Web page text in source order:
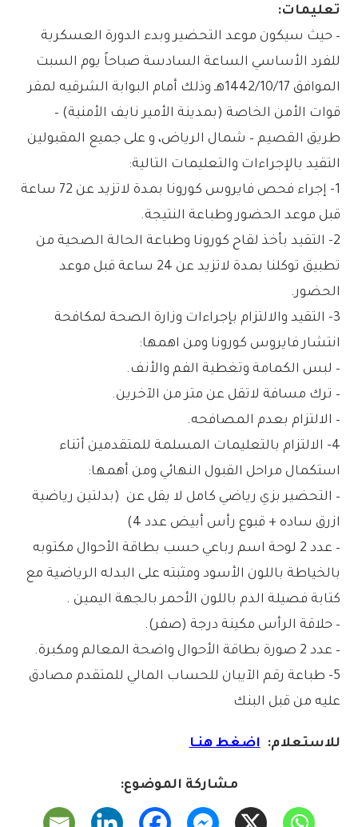
تعليمات:
– حيث سيكون موعد التحضير وبدء الدورة العسكرية
للفرد الأساسي الساعة السادسة صباحاً يوم السبت
الموافق 1442/10/17هـ وذلك أمام البوابة الشرقيه لمقر
قوات الأمن الخاصة (بمدينة الأمير نايف الأمنية) –
طريق القصيم – شمال الرياض، و على جميع المقبولين
التقيد بالإجراءات والتعليمات التالية:
1- إجراء فحص فايروس كورونا بمدة لاتزيد عن 72 ساعة
قبل موعد الحضور وطباعة النتيجة.
2- التقيد بأخذ لقاح كورونا وطباعة الحالة الصحية من
تطبيق توكلنا بمدة لاتزيد عن 24 ساعة قبل موعد
الحضور.
3- التقيد والالتزام بإجراءات وزارة الصحة لمكافحة
انتشار فايروس كورونا ومن اهمها:
– لبس الكمامة وتغطية الفم والأنف.
– ترك مسافة لاتقل عن متر من الآخرين.
– الالتزام بعدم المصافحه.
4- الالتزام بالتعليمات المسلمة للمتقدمين أثناء
استكمال مراحل القبول النهائي ومن أهمها:
– التحضير بزي رياضي كامل لا يقل عن (بدلتين رياضية
ازرق ساده + قبوع رأس أبيض عدد 4)
– عدد 2 لوحة اسم رباعي حسب بطاقة الأحوال مكتوبه
بالخياطة باللون الأسود ومثبته على البدله الرياضية مع
كتابة فصيلة الدم باللون الأحمر بالجهة اليمين .
– حلاقة الرأس مكينة درجة (صفر).
– عدد 2 صورة بطاقة الأحوال واضحة المعالم ومكبرة.
5- طباعة رقم الآيبان للحساب المالي للمتقدم مصادق
عليه من قبل البنك
للاستعلام:اضغط هنـا
مشاركة الموضوع: